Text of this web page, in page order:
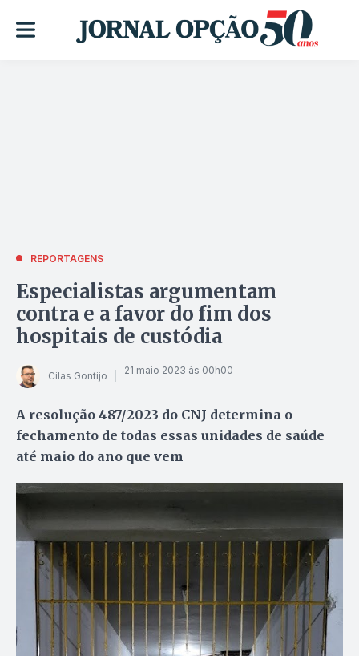
REPORTAGENS
Especialistas argumentam
contra e a favor do fim dos
hospitais de custódia
Cilas Gontijo 21 maio 2023 às 00h00
A resolução 487/2023 do CNJ determina o
fechamento de todas essas unidades de saúde
até maio do ano que vem